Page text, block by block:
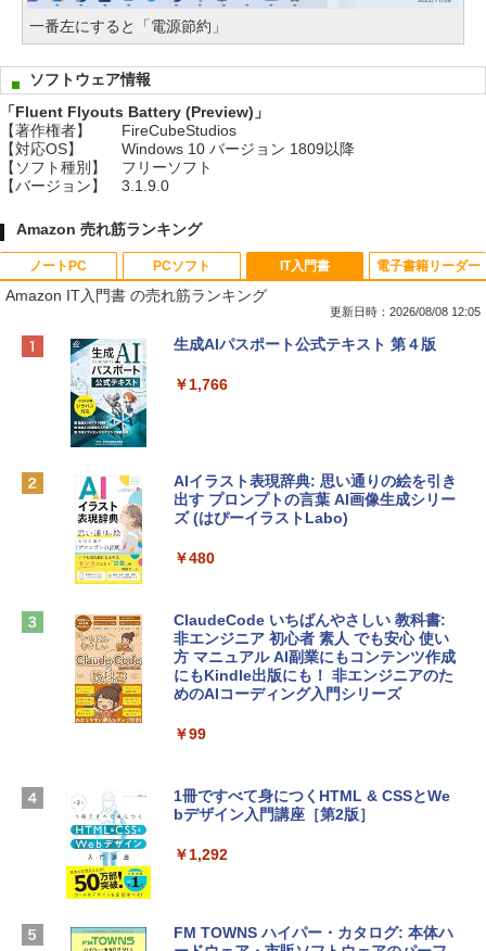
一番左にすると「電源節約」
ソフトウェア情報
「Fluent Flyouts Battery (Preview)」
【著作権者】
FireCubeStudios
【対応OS】
Windows 10 バージョン 1809以降
【ソフト種別】
フリーソフト
【バージョン】
3.1.9.0
Amazon 売れ筋ランキング
ノートPC
Apple 2026 MacBook Neo A18 Proチッ
e Intelligenceのために設計、Liquid Ret
￥119,800
ンケース Dell NEC Lavie ASUS HP dyna
￥2,952
Apple 2026 MacBook Air M5チップ搭載
13インチノートブック：AIとApple Intell
スプレイ、16GBユニファイドメモリ、1
D - シルバー
SSD インテル Core 5
PCソフト
Robloxギフトカード - 800 Robux 【限
インゲームコード】 ロブロックス | オン
Robloxギフトカード - 1000 Robux 【限
定バーチャルアイテムを含む】 【オンラ
ラインコード版
Microsoft Office Home & Business 202
4(最新 永続版)|オンラインコード版|Wind
ows11、10/mac対応|PC2台
￥39,582
Robloxギフトカード - 2,000 Robux 【限
定バーチャルアイテムを含む】 【オンラ
ラインコード版
IT入門書
Amazon IT入門書 の売れ筋ランキング
更新日時：2026/08/08 12:05
生成AIパスポート公式テキスト 第４版
￥1,766
AIイラスト表現辞典: 思い通りの絵を引き
出す プロンプトの言葉 AI画像生成シリー
ズ (はぴーイラストLabo)
￥480
ClaudeCode いちばんやさしい 教科書:
非エンジニア 初心者 素人 でも安心 使い
方 マニュアル AI副業にもコンテンツ作成
にもKindle出版にも！ 非エンジニアのた
めのAIコーディング入門シリーズ
￥99
1冊ですべて身につくHTML & CSSとWe
bデザイン入門講座［第2版］
￥1,292
FM TOWNS ハイパー・カタログ: 本体ハ
電子書籍リーダー